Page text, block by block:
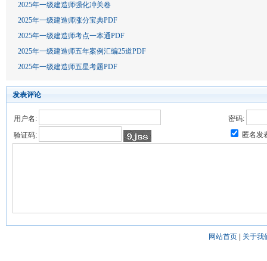
2025年一级建造师强化冲关卷
2025年一级建造师涨分宝典PDF
2025年一级建造师考点一本通PDF
2025年一级建造师五年案例汇编25道PDF
2025年一级建造师五星考题PDF
发表评论
用户名:
密码:
验证码:
匿名发
网站首页| 关于我